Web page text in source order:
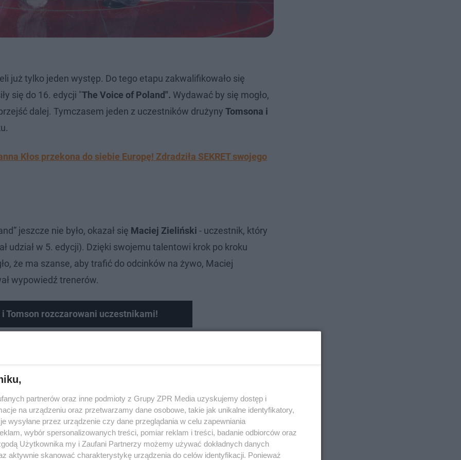
już tylko jeden występ. Do tego etapu zakwalifikowało się
się do 16. edycji "The Voice of Poland". Wydawać by się mogło,
dalej. Tymczasem jeden z uczestników drużyny Tomsona i
Kłos przekona do siebie Europę! Zdradziła SEKRET swojego
jeszcze nie było, okazał się Maciej Zieliński - uczestnik, który
udział w 5. edycji). Dzięki swojemu talentowi krok po kroku
że ma szanse, aby trafić do odcinków na żywo, Maciej
wypowiedź trenerów.
Tomson rozczarowani uczestnikami!
partnerów oraz inne podmioty z Grupy ZPR Media uzyskujemy dostęp i
na urządzeniu oraz przetwarzamy dane osobowe, takie jak unikalne identyfikatory,
wysyłane przez urządzenie czy dane przeglądania w celu zapewniania
wybór spersonalizowanych treści, pomiar reklam i treści, badanie odbiorców oraz
Użytkownika my i Zaufani Partnerzy możemy używać dokładnych danych
aktywnie skanować charakterystykę urządzenia do celów identyfikacji. Ponieważ